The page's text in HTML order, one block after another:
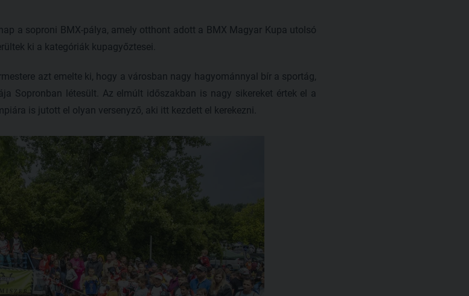
a soproni BMX-pálya, amely otthont adott a BMX Magyar Kupa utolsó
ki a kategóriák kupagyőztesei.
azt emelte ki, hogy a városban nagy hagyománnyal bír a sportág,
Sopronban létesült. Az elmúlt időszakban is nagy sikereket értek el a
is jutott el olyan versenyző, aki itt kezdett el kerekezni.